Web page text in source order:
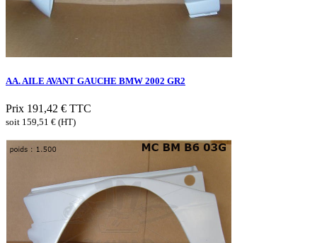
AA. AILE AVANT GAUCHE BMW 2002 GR2
Prix 191,42 € TTC
soit 159,51 € (HT)